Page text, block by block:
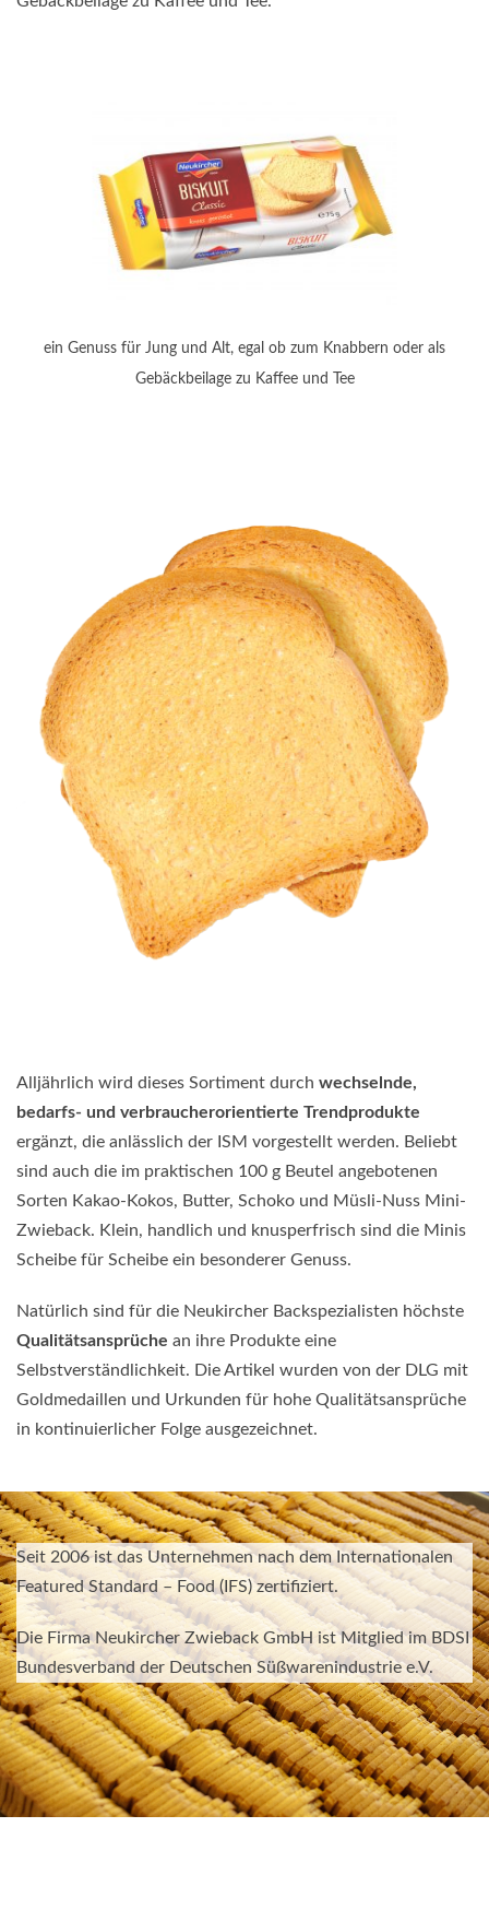
ein Genuss für Jung und Alt, egal ob zum Knabbern oder als
Gebäckbeilage zu Kaffee und Tee
Alljährlich wird dieses Sortiment durch wechselnde,
bedarfs- und verbraucherorientierte Trendprodukte
ergänzt, die anlässlich der ISM vorgestellt werden. Beliebt
sind auch die im praktischen 100 g Beutel angebotenen
Sorten Kakao-Kokos, Butter, Schoko und Müsli-Nuss Mini-
Zwieback. Klein, handlich und knusperfrisch sind die Minis
Scheibe für Scheibe ein besonderer Genuss.
Natürlich sind für die Neukircher Backspezialisten höchste
Qualitätsansprüche an ihre Produkte eine
Selbstverständlichkeit. Die Artikel wurden von der DLG mit
Goldmedaillen und Urkunden für hohe Qualitätsansprüche
in kontinuierlicher Folge ausgezeichnet.
Seit 2006 ist das Unternehmen nach dem Internationalen
Featured Standard – Food (IFS) zertifiziert.
Die Firma Neukircher Zwieback GmbH ist Mitglied im BDSI
Bundesverband der Deutschen Süßwarenindustrie e.V.